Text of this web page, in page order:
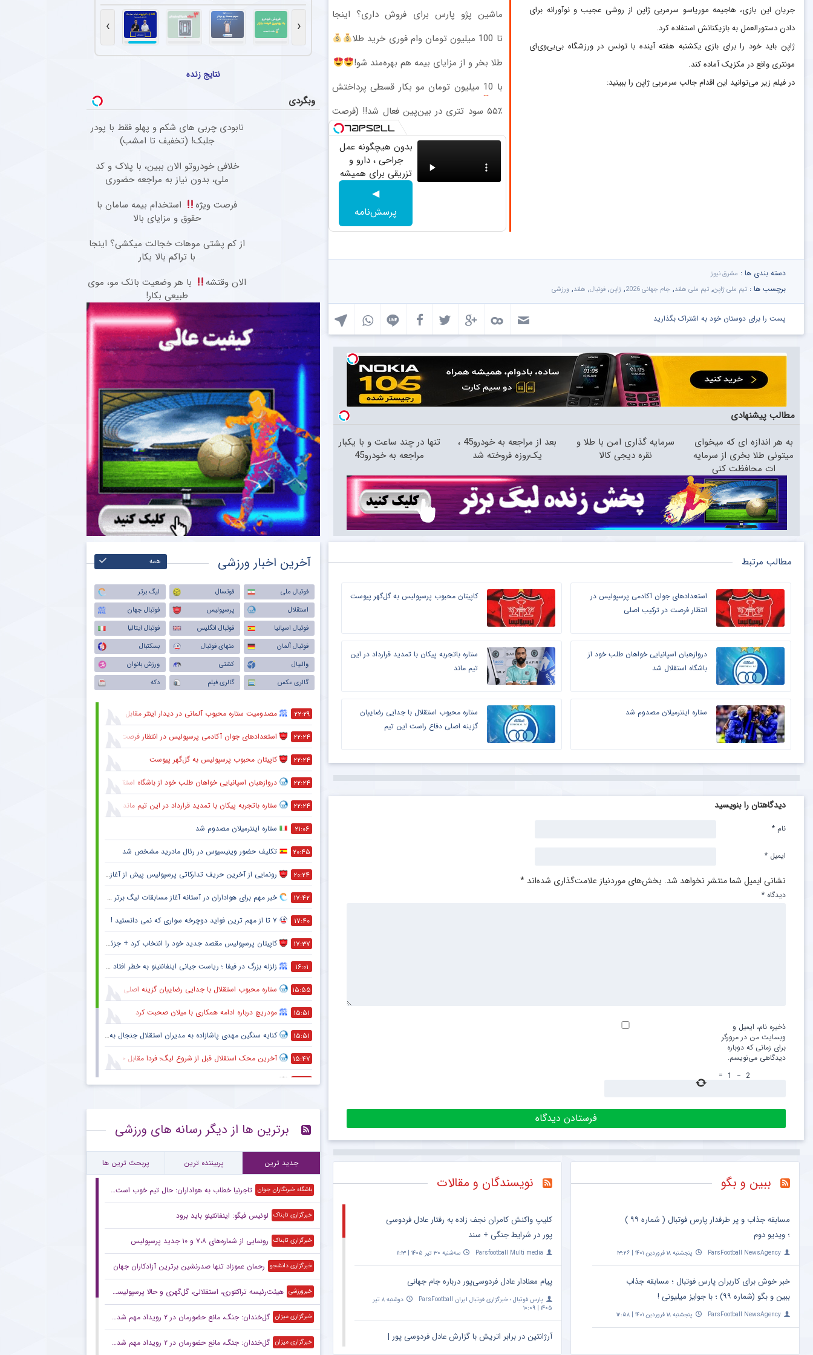
ماشین پژو پارس برای فروش داری؟ اینجا
تا 100 میلیون تومان وام فوری خرید طلا
طلا بخر و از مزایای بیمه هم بهره‌مند شو!
با 10 میلیون تومان مو بکار قسطی پرداختش
۵۵٪ سود تتری در بین‌پین فعال شد!! (فرصت
بدون هیچگونه عمل
جراحی ، دارو و
تزریقی برای همیشه
زانو درد رو درمان
کن
◀
پرسش‌نامه
جریان این بازی، هاجیمه موریاسو سرمربی ژاپن از روشی عجیب و نوآورانه برای
دادن دستورالعمل به بازیکنانش استفاده کرد.
ژاپن باید خود را برای بازی یکشنبه هفته آینده با تونس در ورزشگاه بی‌بی‌وی‌ای
مونتری واقع در مکزیک آماده کند.
در فیلم زیر می‌توانید این اقدام جالب سرمربی ژاپن را ببینید:
دسته بندی ها : مشرق نیوز
برچسب ها : تیم ملی ژاپن, تیم ملی هلند, جام جهانی 2026 , ژاپن, فوتبال, هلند, ورزشی
پست را برای دوستان خود به اشتراک بگذارید
مطالب پیشنهادی
به هر اندازه ای که میخوای
میتونی طلا بخری از سرمایه
ات محافظت کنی
سرمایه گذاری امن با طلا و
نقره دیجی کالا
بعد از مراجعه به خودرو45 ،
یک‌روزه فروخته شد
تنها در چند ساعت و با یکبار
مراجعه به خودرو45
مطالب مرتبط
استعدادهای جوان آکادمی پرسپولیس در
انتظار فرصت در ترکیب اصلی
کاپیتان محبوب پرسپولیس به گل‌گهر پیوست
دروازهبان اسپانیایی خواهان طلب خود از
باشگاه استقلال شد
ستاره باتجربه پیکان با تمدید قرارداد در این
تیم ماند
ستاره اینترمیلان مصدوم شد
ستاره محبوب استقلال با جدایی رضاییان
گزینه اصلی دفاع راست این تیم
دیدگاهتان را بنویسید
نشانی ایمیل شما منتشر نخواهد شد. بخش‌های موردنیاز علامت‌گذاری شده‌اند *
دیدگاه *
نام *
ایمیل *
ذخیره نام، ایمیل و
وبسایت من در مرورگر
برای زمانی که دوباره
دیدگاهی می‌نویسم.
2
−
1
=
ببین و بگو
مسابقه جذاب و پر طرفدار پارس فوتبال ( شماره ۹۹ )
؛ ویدیو دوم
ParsFootball NewsAgency پنجشنبه ۱۸ فروردین ۱۴۰۱ | ۱۳:۲۶
خبر خوش برای کاربران پارس فوتبال ؛ مسابقه جذاب
ببین و بگو (شماره ۹۹) ؛ با جوایز میلیونی !
ParsFootball NewsAgency پنجشنبه ۱۸ فروردین ۱۴۰۱ | ۱۲:۵۸
نویسندگان و مقالات
کلیپ واکنش کامران نجف زاده به رفتار عادل فردوسی
پور در شرایط جنگی + سند
Parsfootball Multi media سه‌شنبه ۳۰ تیر ۱۴۰۵ | ۱۱:۱۳
پیام معنادار عادل فردوسی‌پور درباره جام جهانی
پارس فوتبال ؛ خبرگزاری فوتبال ایران ParsFootball
دوشنبه ۸ تیر
۱۴۰۵ | ۱۰:۰۹
آرژانتین در برابر اتریش با گزارش عادل فردوسی پور |
امشب ساعت ۲۰:۳۰ – پخش زنده در اپارات اسپرت
العربی کویت از تقابل با پرسپولیس جا زد و حاضر به مسابقه نشد.
اخبار یاسر آسانی پیشنهاد باشگاه پرسپولیس را نپذیرفت
آن طور که از شواهد و قرائن پیداست، دیدیه اندونگ در مسیر بازگشت به استقلال قرار دارد.
مربی جدید تیم امید پرسپولیس کار خود را به صورت رسمی در این باشگاه آغاز کرد + عکس
محسن مسلمان، هافبک سابق پرسپولیس، به عنوان دستیار بهار عبدی در کادر مربیگری تیم امید
‹
›
نتایج زنده
وبگردی
نابودی چربی های شکم و پهلو فقط با پودر
جلبک! (تخفیف تا امشب)
خلافی خودروتو الان ببین، با پلاک و کد
ملی، بدون نیاز به مراجعه حضوری
فرصت ویژه
استخدام بیمه سامان با
حقوق و مزایای بالا
از کم پشتی موهات خجالت میکشی؟ اینجا
با تراکم بالا بکار
الان وقتشه
با هر وضعیت بانک مو، موی
طبیعی بکار!
آخرین اخبار ورزشی همه
فوتبال ملی فوتسال
لیگ برتر
استقلال
پرسپولیس
فوتبال جهان
فوتبال اسپانیا
فوتبال انگلیس
فوتبال ایتالیا
فوتبال آلمان
منهای فوتبال
بسکتبال
والیبال
کشتی
ورزش بانوان
گالری عکس
گالری فیلم دکه
۲۲:۲۹ مصدومیت ستاره محبوب آلمانی در دیدار اینتر مقابل میلان
۲۲:۲۴ استعدادهای جوان آکادمی پرسپولیس در انتظار فرصت در ترکیب اصلی
۲۲:۲۴ کاپیتان محبوب پرسپولیس به گل‌گهر پیوست
۲۲:۲۴ دروازهبان اسپانیایی خواهان طلب خود از باشگاه استقلال شد
۲۲:۲۴ ستاره باتجربه پیکان با تمدید قرارداد در این تیم ماند
۲۱:۰۶ ستاره اینترمیلان مصدوم شد
۲۰:۴۵ تکلیف حضور وینیسیوس در رئال مادرید مشخص شد
۲۰:۲۴ رونمایی از آخرین حریف تدارکاتی پرسپولیس پیش از آغاز لیگ برتر
۱۷:۴۲ خبر مهم برای هواداران در آستانه آغاز مسابقات لیگ برتر + جزئیات
۱۷:۴۰ ۷ تا از مهم ترین فواید دوچرخه سواری که نمی دانستید !
۱۷:۳۷ کاپیتان پرسپولیس مقصد جدید خود را انتخاب کرد + جزئیات
۱۶:۰۱ زلزله بزرگ در فیفا ؛ ریاست جیانی اینفانتینو به خطر افتاد !! + جزئیات
۱۵:۵۵ ستاره محبوب استقلال با جدایی رضاییان گزینه اصلی دفاع راست این تیم
۱۵:۵۱ مودریچ درباره ادامه همکاری با میلان صحبت کرد
۱۵:۵۱ کنایه سنگین مهدی پاشازاده به مدیران استقلال جنجال به پا کرد
۱۵:۴۷ آخرین محک استقلال قبل از شروع لیگ؛ فردا مقابل حریف تدارکاتی
۱۵:۴۵
۱۵:۴۱ پیام معنادار پیشکسوت استقلال درباره قرارداد رضاییان
۱۵:۳۷ آخرین بازی تدارکاتی استقلال پیش از لیگ + جزئیات
برترین ها از دیگر رسانه های ورزشی
جدید ترین پربیننده ترین پربحث ترین ها
باشگاه خبرنگاران جوان تاجرنیا خطاب به هواداران: حال تیم خوب است،باور کنید
خبرگزاری تابناک لوئیس فیگو: اینفانتینو باید برود
خبرگزاری تابناک رونمایی از شماره‌های ۷،۸ و ۱۰ جدید پرسپولیس
خبرگزاری دانشجو رحمان عموزاد تنها صدرنشین برترین آزادکاران جهان
خبرورزشی هیئت‌رئیسه تراکتوری، استقلالی، گل‌گهری و حالا پرسپولیسی! انتصاب‌های عجیب در باشگاه‌های خاص؛ فدراسیون حتما جوابگو باشد
خبرگزاری میزان گل‌خندان: جنگ، مانع حضورمان در ۲ رویداد مهم شد/ با قدرت برای بازی‌های آسیایی و سهمیه المپیک می‌جنگیم
خبرگزاری میزان گل‌خندان: جنگ، مانع حضورمان در ۲ رویداد مهم شد/ با قدرت برای بازی‌های آسیایی و سهمیه المپیک می‌جنگیم